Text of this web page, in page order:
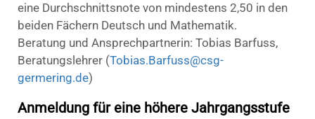
eine Durchschnittsnote von mindestens 2,50 in den
beiden Fächern Deutsch und Mathematik.
Beratung und Ansprechpartnerin: Tobias Barfuss,
Beratungslehrer (Tobias.Barfuss@csg-
germering.de)
Anmeldung für eine höhere Jahrgangsstufe